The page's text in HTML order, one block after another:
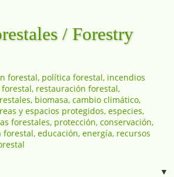
/ Forestry
forestal, política forestal, incendios
restauración forestal,
biomasa, cambio climático,
y espacios protegidos, especies,
forestales, protección, conservación,
educación, energía, recursos
▼